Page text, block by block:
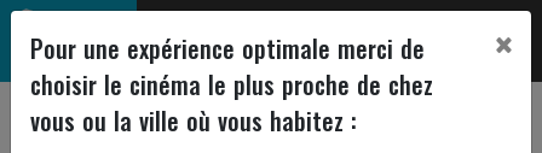
Pour une expérience optimale merci de
choisir le cinéma le plus proche de chez
vous ou la ville où vous habitez :
×